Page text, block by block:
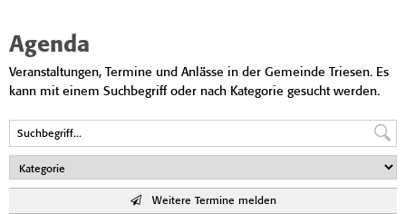
Agenda
Veranstaltungen, Termine und Anlässe in der Gemeinde Triesen. Es
kann mit einem Suchbegriff oder nach Kategorie gesucht werden.
Weitere Termine melden